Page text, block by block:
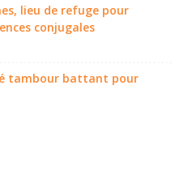
lieu de refuge pour
conjugales
tambour battant pour